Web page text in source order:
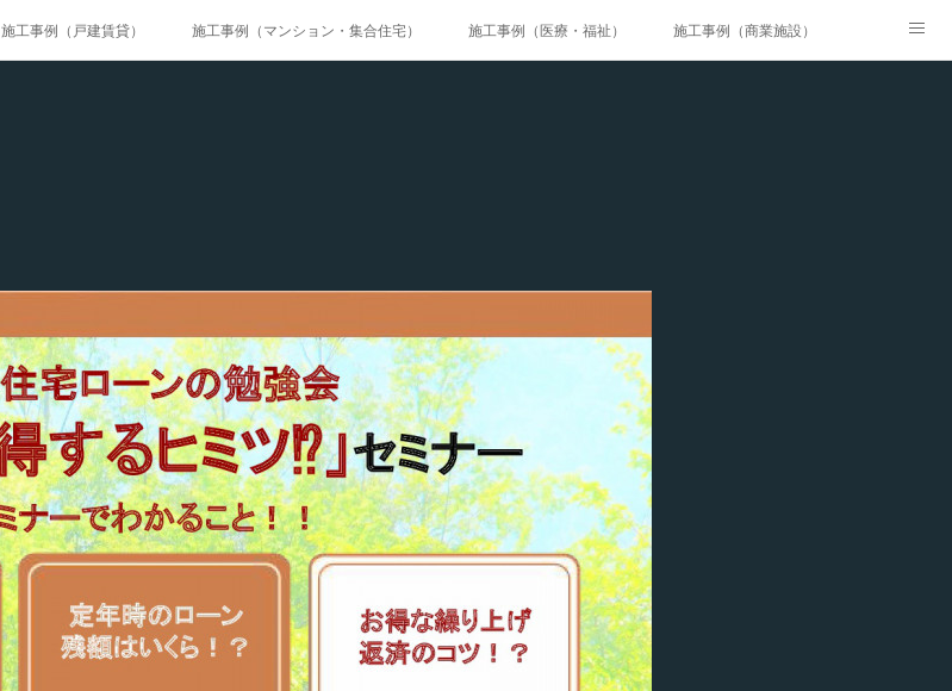
施工事例（戸建賃貸） 施工事例（マンション・集合住宅） 施工事例（医療・福祉） 施工事例（商業施設）